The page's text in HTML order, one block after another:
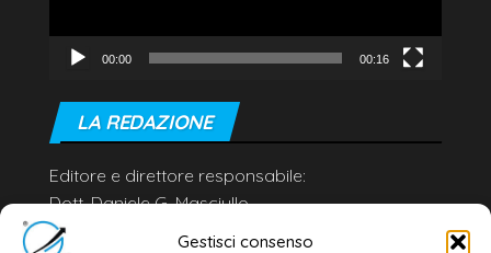
Gestisci consenso
00:00 00:16
LA REDAZIONE
Editore e direttore responsabile:
Dott. Daniele G. Masciullo
Email:
redazione@galatina24.it